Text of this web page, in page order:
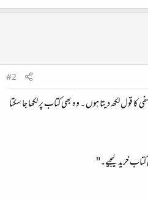
#2
قول لکھ دیتا ہوں ۔ وہ بھی کتاب پر لکھا جا سکتا
خرید لیجیے۔"